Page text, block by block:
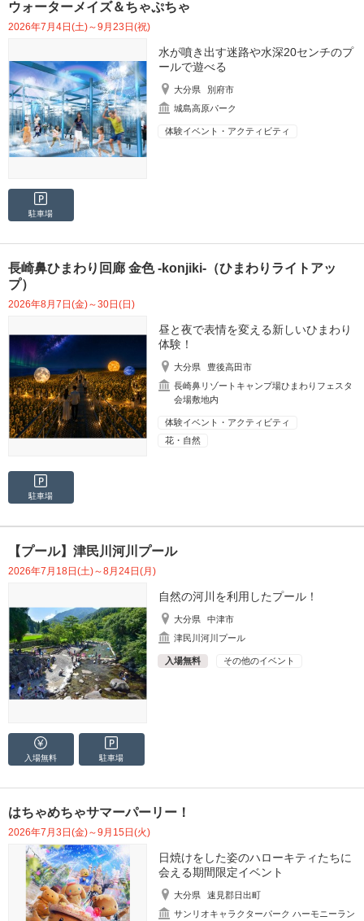
ウォーターメイズ＆ちゃぷちゃ
2026年7月4日(土)～9月23日(祝)
水が噴き出す迷路や水深20センチのプ
ールで遊べる
大分県
別府市
城島高原パーク
体験イベント・アクティビティ
駐車場
長崎鼻ひまわり回廊 金色 -konjiki-（ひまわりライトアッ
プ）
2026年8月7日(金)～30日(日)
昼と夜で表情を変える新しいひまわり
体験！
大分県
豊後高田市
長崎鼻リゾートキャンプ場ひまわりフェスタ
会場敷地内
体験イベント・アクティビティ
花・自然
駐車場
【プール】津民川河川プール
2026年7月18日(土)～8月24日(月)
自然の河川を利用したプール！
大分県
中津市
津民川河川プール
入場無料 その他のイベント
入場無料 駐車場
はちゃめちゃサマーパーリー！
2026年7月3日(金)～9月15日(火)
日焼けをした姿のハローキティたちに
会える期間限定イベント
大分県
速見郡日出町
サンリオキャラクターパーク ハーモニーラン